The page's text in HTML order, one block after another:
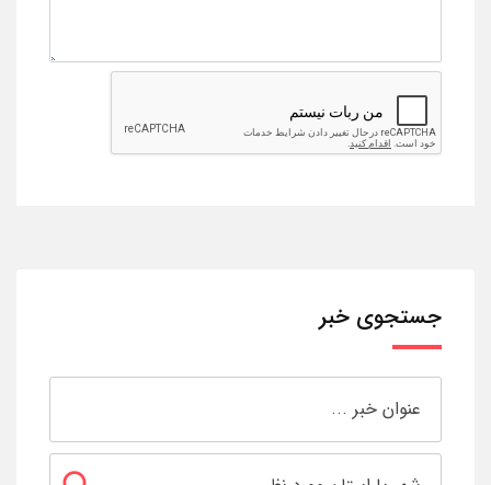
جستجوی خبر